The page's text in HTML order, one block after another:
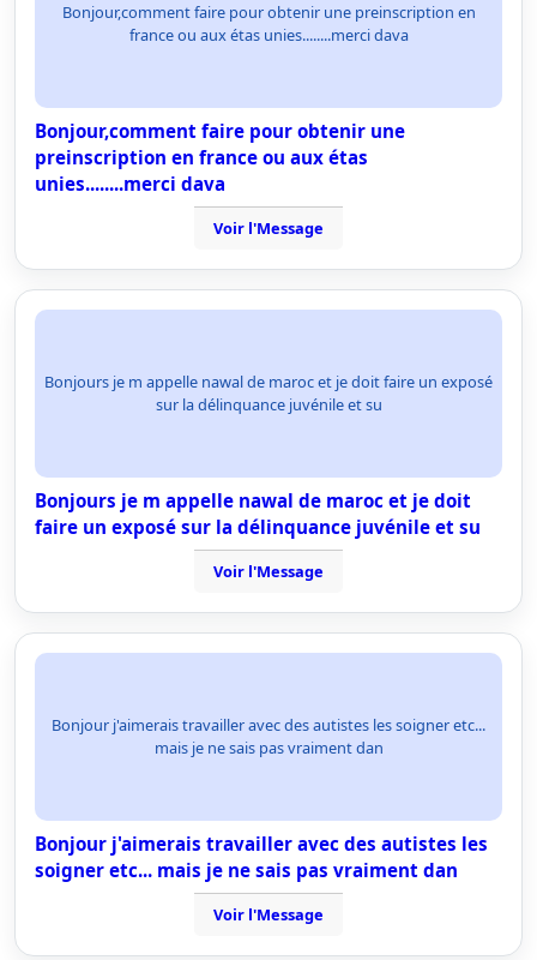
Bonjour,comment faire pour obtenir une preinscription en
france ou aux étas unies........merci dava
Bonjour,comment faire pour obtenir une
preinscription en france ou aux étas
unies........merci dava
Voir l'Message
Bonjours je m appelle nawal de maroc et je doit faire un exposé
sur la délinquance juvénile et su
Bonjours je m appelle nawal de maroc et je doit
faire un exposé sur la délinquance juvénile et su
Voir l'Message
Bonjour j'aimerais travailler avec des autistes les soigner etc...
mais je ne sais pas vraiment dan
Bonjour j'aimerais travailler avec des autistes les
soigner etc... mais je ne sais pas vraiment dan
Voir l'Message